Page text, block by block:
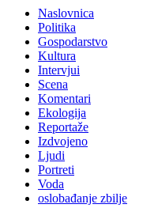
Naslovnica
Politika
Gospodarstvo
Kultura
Intervjui
Scena
Komentari
Ekologija
Reportaže
Izdvojeno
Ljudi
Portreti
Voda
oslobađanje zbilje